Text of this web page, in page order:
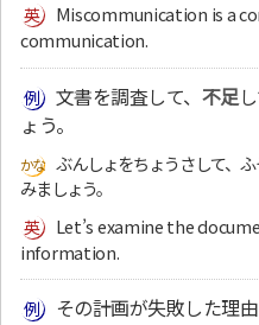
Miscommunication is a
communication.
文書を調査して、 不足
ょう。
ぶんしょをちょうさして、
みましょう。
Let’s examine the
information.
その計画が失敗した理